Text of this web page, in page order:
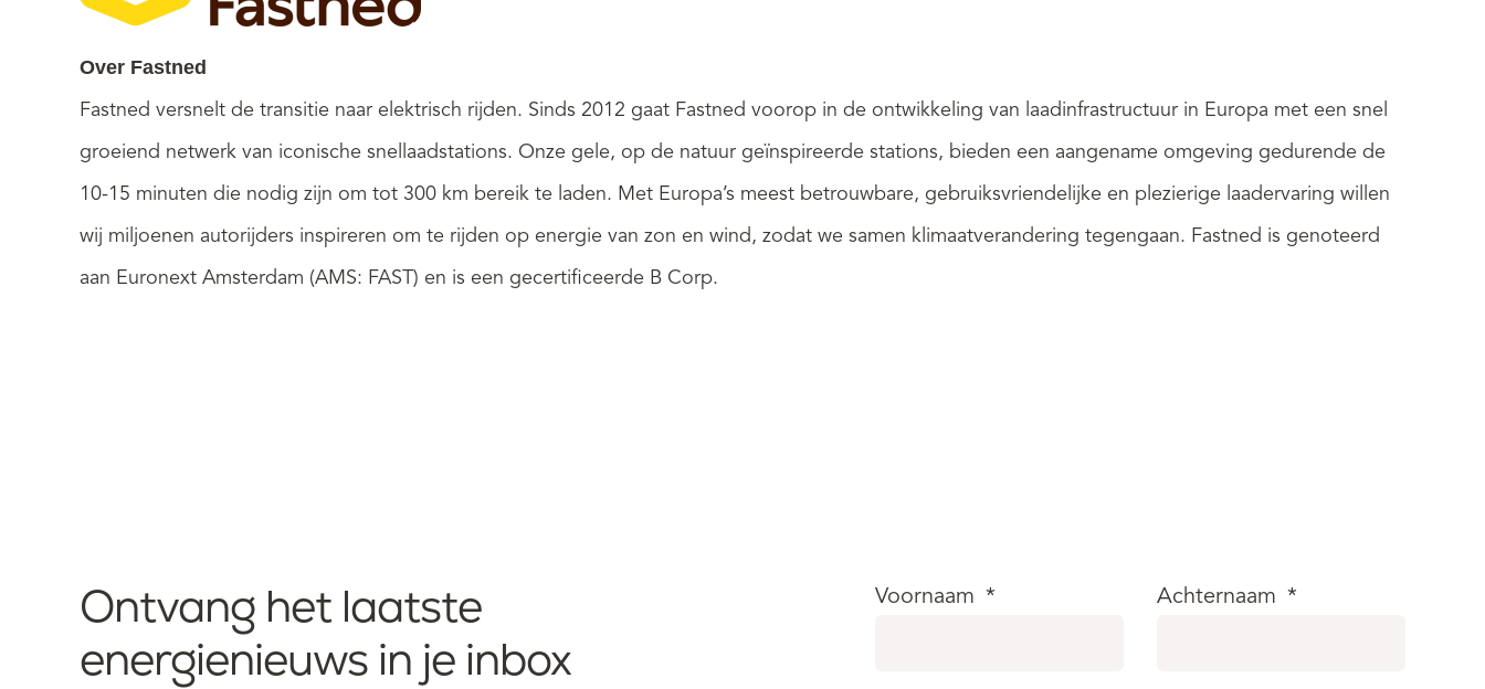
Over Fastned
Fastned versnelt de transitie naar elektrisch rijden. Sinds 2012 gaat Fastned voorop in de ontwikkeling van laadinfrastructuur in Europa met een snel
groeiend netwerk van iconische snellaadstations. Onze gele, op de natuur geïnspireerde stations, bieden een aangename omgeving gedurende de
10-15 minuten die nodig zijn om tot 300 km bereik te laden. Met Europa’s meest betrouwbare, gebruiksvriendelijke en plezierige laadervaring willen
wij miljoenen autorijders inspireren om te rijden op energie van zon en wind, zodat we samen klimaatverandering tegengaan. Fastned is genoteerd
aan Euronext Amsterdam (AMS: FAST) en is een gecertificeerde B Corp.
Ontvang het laatste
energienieuws in je inbox
Voornaam * Achternaam *